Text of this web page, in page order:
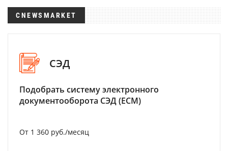
CNEWSMARKET
СЭД
Подобрать систему электронного
документооборота СЭД (ECM)
От 1 360 руб./месяц